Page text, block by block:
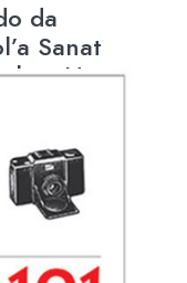
da
Sanat
Her